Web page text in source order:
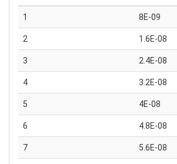
1 8E-09
2 1.6E-08
3 2.4E-08
4 3.2E-08
5 4E-08
6 4.8E-08
7 5.6E-08